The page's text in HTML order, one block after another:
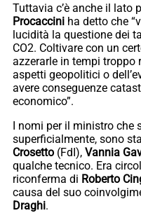
Tuttavia c’è anche il lato
Procaccini ha detto che
lucidità la questione dei
CO2. Coltivare con un
azzerarle in tempi troppo
aspetti geopolitici o
avere conseguenze
economico”.
I nomi per il ministro che
superficialmente, sono
Crosetto (FdI), Vannia
qualche tecnico. Era
riconferma di Roberto
causa del suo
Draghi.